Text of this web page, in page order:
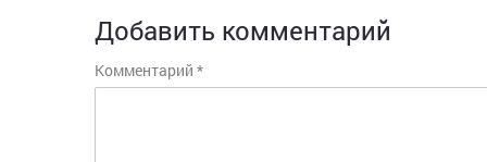
Добавить комментарий
Комментарий *